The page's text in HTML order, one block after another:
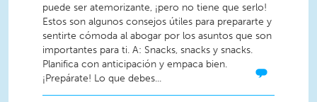
puede ser atemorizante, ¡pero no tiene que serlo!
Estos son algunos consejos útiles para prepararte y
sentirte cómoda al abogar por los asuntos que son
importantes para ti. A: Snacks, snacks y snacks.
Planifica con anticipación y empaca bien.
¡Prepárate! Lo que debes...